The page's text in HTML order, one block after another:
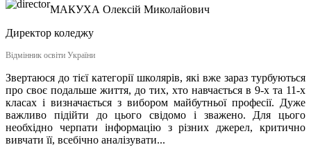
МАКУХА Олексій Миколайович
Директор коледжу
Відмінник освіти України
Звертаюся до тієї категорії школярів, які вже зараз турбуються
про своє подальше життя, до тих, хто навчається в 9-х та 11-х
класах і визначається з вибором майбутньої професії. Дуже
важливо підійти до цього свідомо і зважено. Для цього
необхідно черпати інформацію з різних джерел, критично
вивчати її, всебічно аналізувати...